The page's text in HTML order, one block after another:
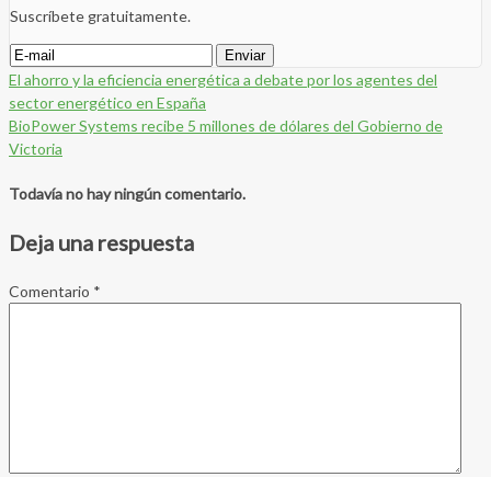
Suscríbete gratuitamente.
El ahorro y la eficiencia energética a debate por los agentes del
sector energético en España
BioPower Systems recibe 5 millones de dólares del Gobierno de
Victoria
Todavía no hay ningún comentario.
Deja una respuesta
Comentario *